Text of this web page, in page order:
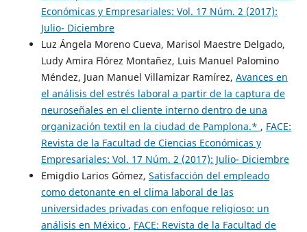
Económicas y Empresariales: Vol. 17 Núm. 2 (2017):
Julio- Diciembre
Luz Ángela Moreno Cueva, Marisol Maestre Delgado,
Ludy Amira Flórez Montañez, Luis Manuel Palomino
Méndez, Juan Manuel Villamizar Ramírez, Avances en
el análisis del estrés laboral a partir de la captura de
neuroseñales en el cliente interno dentro de una
organización textil en la ciudad de Pamplona.* , FACE:
Revista de la Facultad de Ciencias Económicas y
Empresariales: Vol. 17 Núm. 2 (2017): Julio- Diciembre
Emigdio Larios Gómez, Satisfacción del empleado
como detonante en el clima laboral de las
universidades privadas con enfoque religioso: un
análisis en México , FACE: Revista de la Facultad de